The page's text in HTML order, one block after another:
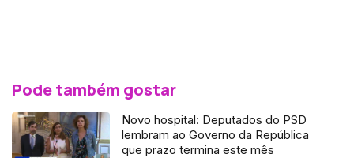
Pode também gostar
Novo hospital: Deputados do PSD
lembram ao Governo da República
que prazo termina este mês